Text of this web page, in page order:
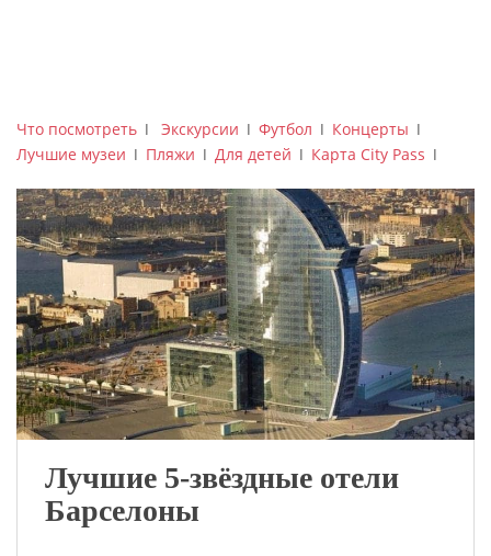
Что посмотреть ǀ Экскурсии ǀ Футбол ǀ Концерты ǀ
Лучшие музеи ǀ Пляжи ǀ Для детей ǀ Карта City Pass ǀ
Лучшие 5-звёздные отели
Барселоны